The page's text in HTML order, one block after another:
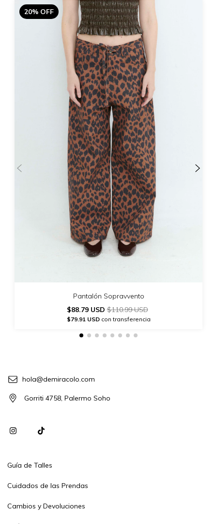
20% OFF
Pantalón Sopravvento
$88.79 USD$110.99 USD
$79.91 USDcon transferencia
hola@demiracolo.com
Gorriti 4758, Palermo Soho
Guía de Talles
Cuidados de las Prendas
Cambios y Devoluciones